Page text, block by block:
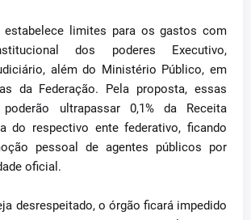
estabelece limites para os gastos com
dos poderes Executivo,
além do Ministério Público, em
da Federação. Pela proposta, essas
ultrapassar 0,1% da Receita
do respectivo ente federativo, ficando
pessoal de agentes públicos por
oficial.
desrespeitado, o órgão ficará impedido